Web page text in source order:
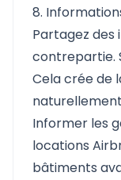
8.
Partagez des
contrepartie.
Cela crée de
Informer les
locations
bâtiments